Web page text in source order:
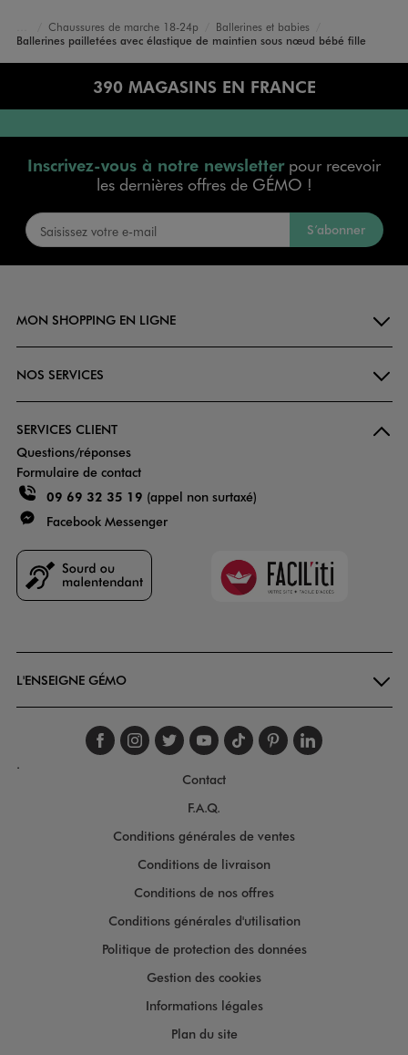
Accueil
Bébé
Chaussures Fille
Chaussures de marche 18-24p
Ballerines et babies
Ballerines pailletées avec élastique de maintien sous nœud bébé fille
390 MAGASINS EN FRANCE
Inscrivez-vous à notre newsletterpour recevoir
les dernières offres de GÉMO !
S’abonner
MON SHOPPING EN LIGNE
NOS SERVICES
SERVICES CLIENT
Questions/réponses
Formulaire de contact
09 69 32 35 19 (appel non surtaxé)
Facebook Messenger
Faciliti
L'ENSEIGNE GÉMO
Suivez-nous sur
Suivez-nous sur
Suivez-nous sur
Suivez-nous
Suivez-nous
Suivez-
.
Contact
F.A.Q.
Conditions générales de ventes
Conditions de livraison
Conditions de nos offres
Conditions générales d'utilisation
Politique de protection des données
Gestion des cookies
Informations légales
Plan du site